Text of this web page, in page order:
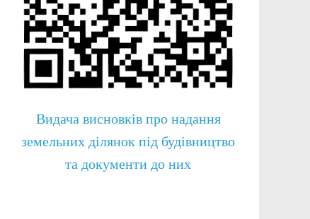
Видача висновків про надання
земельних ділянок під будівництво
та документи до них